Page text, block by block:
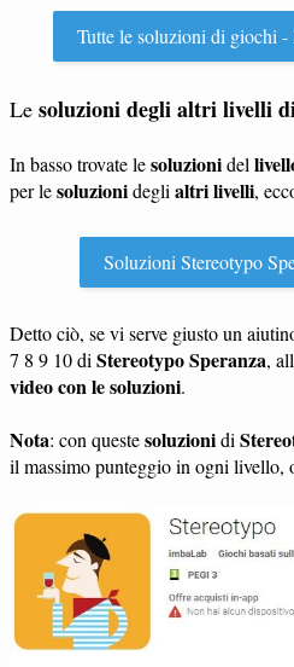
Tutte le soluzioni di giochi
Le soluzioni degli altri livelli
In basso trovate lesoluzionidel
per lesoluzionidegli altri livelli,
Soluzioni Stereotypo
Detto ciò, se vi serve giusto un
7 8 9 10 di Stereotypo Speranza,
video con le soluzioni.
Nota: con questesoluzionidi
il massimo punteggio in ogni livello,